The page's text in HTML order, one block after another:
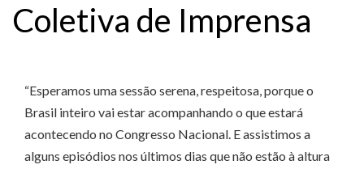
Coletiva de Imprensa
“Esperamos uma sessão serena, respeitosa, porque o
Brasil inteiro vai estar acompanhando o que estará
acontecendo no Congresso Nacional. E assistimos a
alguns episódios nos últimos dias que não estão à altura